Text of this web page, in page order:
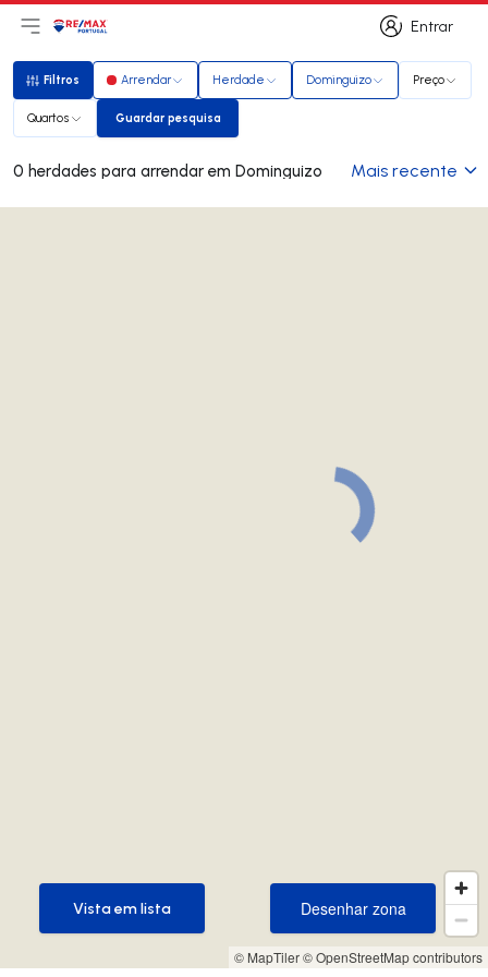
Entrar
Entrar
Abri menu principal
LogoIr para página inicial
Filtros
Filtros Arrendar Herdade Dominguizo Preço
Quartos Guardar pesquisa
Guardar pesquisa
0 herdades para arrendar em Dominguizo Mais recente
© MapTiler© OpenStreetMap contributors
Desenhar zona
Desenhar zona
Vista em lista
Vista em lista